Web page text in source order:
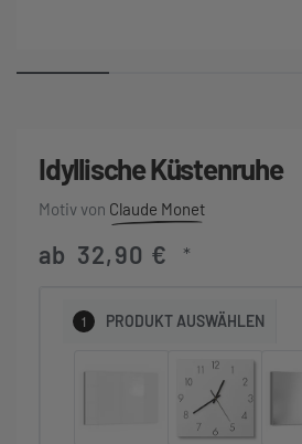
Idyllische Küstenruhe
Claude Monet
ab 32,90 € *
1 PRODUKT AUSWÄHLEN